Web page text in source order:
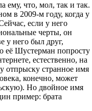
ему, что, мол, так и так.
в 2009-м году, когда у
если у него
черты, он
у него был друг,
её Шустерман попросту
естественно, на
отпрыску странное имя
конечно, может
Но двойное имя
пример: брата